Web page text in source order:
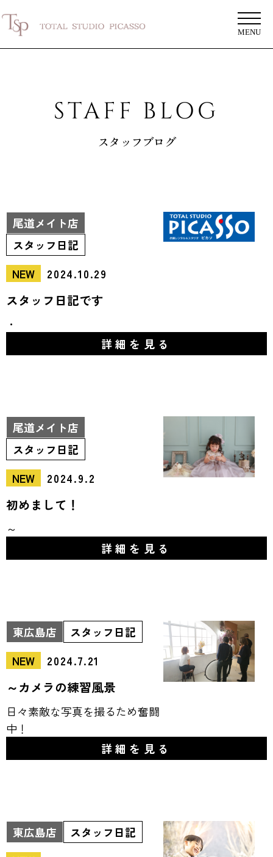
MENU
STAFF BLOG
スタッフブログ
尾道メイト店
スタッフ日記
NEW
2024.10.29
スタッフ日記です
・
詳細を見る
尾道メイト店
スタッフ日記
NEW
2024.9.2
初めまして！
～
詳細を見る
東広島店
スタッフ日記
NEW
2024.7.21
～カメラの練習風景
日々素敵な写真を撮るため奮闘
中！
詳細を見る
東広島店
スタッフ日記